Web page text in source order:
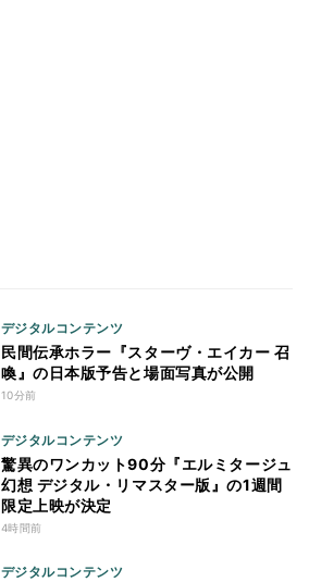
デジタルコンテンツ
民間伝承ホラー『スターヴ・エイカー 召
喚』の日本版予告と場面写真が公開
10分前
デジタルコンテンツ
驚異のワンカット90分『エルミタージュ
幻想 デジタル・リマスター版』の1週間
限定上映が決定
4時間前
デジタルコンテンツ